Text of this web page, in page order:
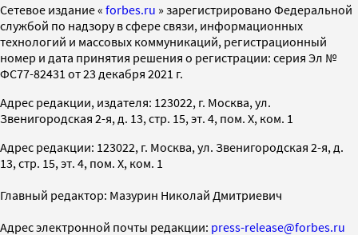
Cетевое издание « forbes.ru » зарегистрировано Федеральной
службой по надзору в сфере связи, информационных
технологий и массовых коммуникаций, регистрационный
номер и дата принятия решения о регистрации: серия Эл №
ФС77-82431 от 23 декабря 2021 г.
Адрес редакции, издателя: 123022, г. Москва, ул.
Звенигородская 2-я, д. 13, стр. 15, эт. 4, пом. X, ком. 1
Адрес редакции: 123022, г. Москва, ул. Звенигородская 2-я, д.
13, стр. 15, эт. 4, пом. X, ком. 1
Главный редактор: Мазурин Николай Дмитриевич
Адрес электронной почты редакции: press-release@forbes.ru